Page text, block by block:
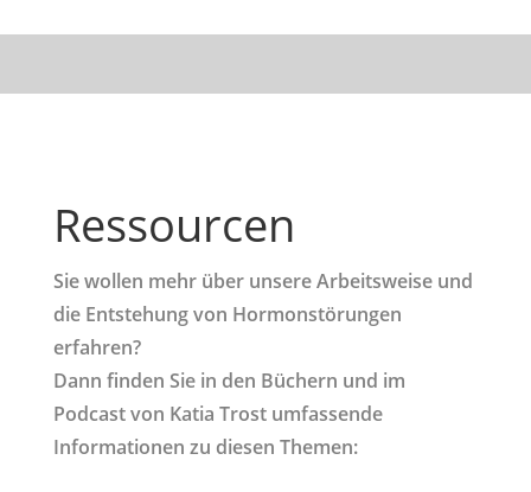
Ressourcen
Sie wollen mehr über unsere Arbeitsweise und
die Entstehung von Hormonstörungen
erfahren?
Dann finden Sie in den Büchern und im
Podcast von Katia Trost umfassende
Informationen zu diesen Themen: